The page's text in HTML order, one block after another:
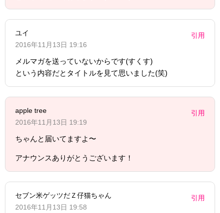
ユイ
2016年11月13日 19:16
引用
メルマガを送っていないからです(すくす)
という内容だとタイトルを見て思いました(笑)
apple tree
2016年11月13日 19:19
引用
ちゃんと届いてますよ〜
アナウンスありがとうございます！
セブン米ゲッツだＺ仔猫ちゃん
2016年11月13日 19:58
引用